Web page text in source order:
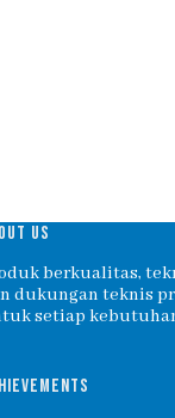
US
berkualitas,
dukungan teknis
setiap